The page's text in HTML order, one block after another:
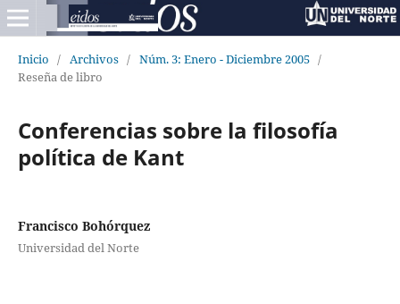
Inicio / Archivos / Núm. 3: Enero - Diciembre 2005 /
Reseña de libro
Conferencias sobre la filosofía
política de Kant
Francisco Bohórquez
Universidad del Norte